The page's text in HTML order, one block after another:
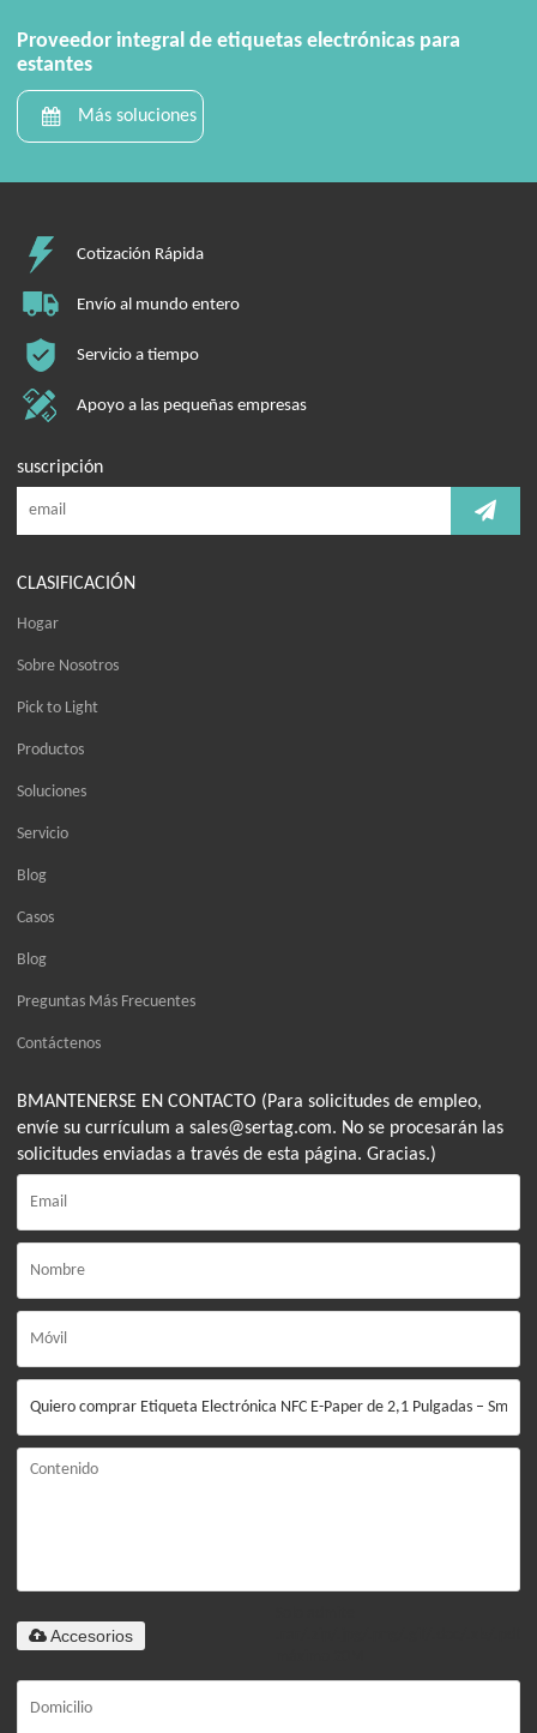
Proveedor integral de etiquetas electrónicas para
estantes
Más soluciones
Cotización Rápida
Envío al mundo entero
Servicio a tiempo
Apoyo a las pequeñas empresas
suscripción
CLASIFICACIÓN
Hogar
Sobre Nosotros
Pick to Light
Productos
Soluciones
Servicio
Blog
Casos
Blog
Preguntas Más Frecuentes
Contáctenos
BMANTENERSE EN CONTACTO (Para solicitudes de empleo,
envíe su currículum a sales@sertag.com. No se procesarán las
solicitudes enviadas a través de esta página. Gracias.)
Accesorios